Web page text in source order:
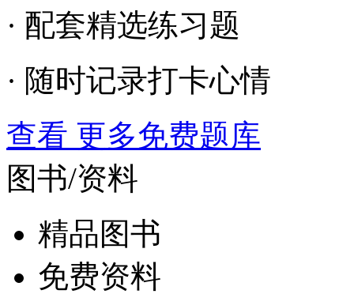
· 配套精选练习题
· 随时记录打卡心情
查看 更多免费题库
图书/资料
精品图书
免费资料